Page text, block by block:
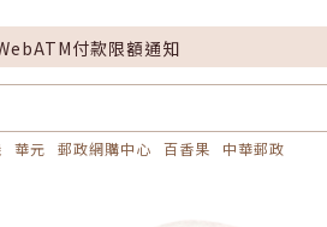
付款限額通知
華元 郵政網購中心 百香果 中華郵政